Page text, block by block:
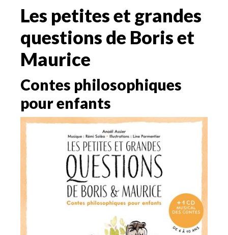
Les petites et grandes
questions de Boris et
Maurice
Contes philosophiques
pour enfants